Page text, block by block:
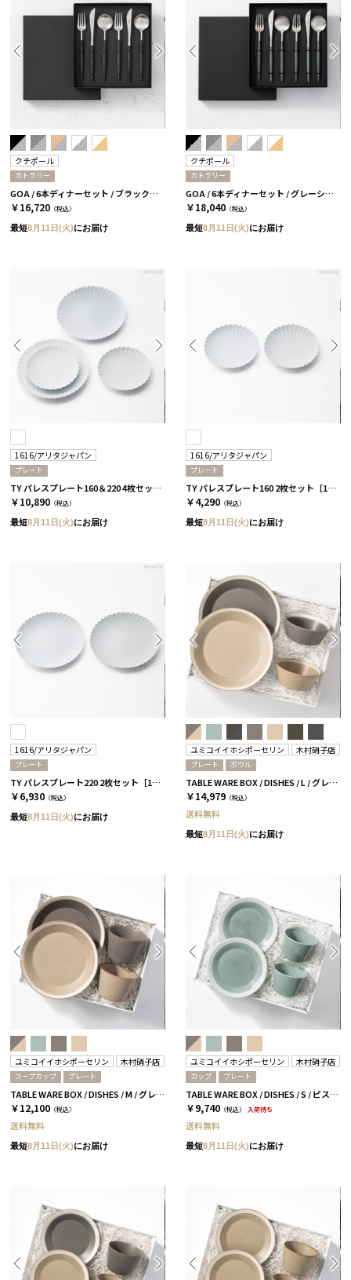
クチポール
カトラリー
GOA / 6本ディナーセット / ブラックシルバー［クチポール］
￥16,720 （税込）
最短8月11日(火)にお届け
クチポール
カトラリー
GOA / 6本ディナーセット / グレーシルバー［クチポール］
￥18,040 （税込）
最短8月11日(火)にお届け
1616/アリタジャパン
プレート
TY パレスプレート160＆220 4枚セット［1616/アリタジャパン］
￥10,890 （税込）
最短8月11日(火)にお届け
1616/アリタジャパン
プレート
TY パレスプレート160 2枚セット［1616/アリタジャパン］
￥4,290 （税込）
最短8月11日(火)にお届け
1616/アリタジャパン
プレート
TY パレスプレート220 2枚セット［1616/アリタジャパン］
￥6,930 （税込）
最短8月11日(火)にお届け
ユミコイイホシポーセリン 木村硝子店
プレート ボウル
TABLE WARE BOX / DISHES / L / グレー＆ベージュ［イイホシユミコ×木村硝子店］
￥14,979 （税込）
送料無料
最短8月11日(火)にお届け
ユミコイイホシポーセリン 木村硝子店
スープカップ プレート
TABLE WARE BOX / DISHES / M / グレー＆ベージュ［イイホシユミコ×木村硝子店］
￥12,100 （税込）
送料無料
最短8月11日(火)にお届け
ユミコイイホシポーセリン 木村硝子店
カップ プレート
TABLE WARE BOX / DISHES / S / ピスタチオグリーン［イイホシユミコ×木村硝子店］
￥9,740 （税込） 入荷待ち
送料無料
最短8月11日(火)にお届け